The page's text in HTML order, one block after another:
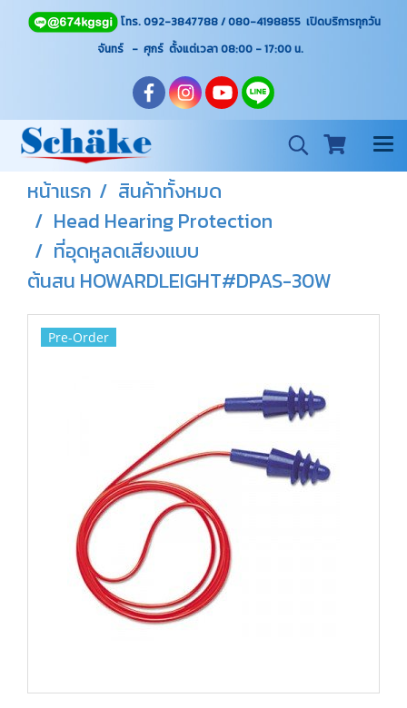
โทร. 092-3847788 / 080-4198855 เปิดบริการทุกวัน
จันทร์ - ศุกร์ ตั้งแต่เวลา 08:00 - 17:00น.
หน้าแรก
สินค้าทั้งหมด
Head Hearing Protection
ที่อุดหูลดเสียงแบบ
ต้นสน HOWARDLEIGHT#DPAS-30W
Pre-Order